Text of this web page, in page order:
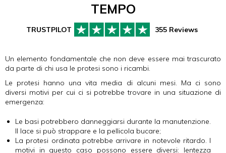
TEMPO
355 Reviews
Un elemento fondamentale che non deve essere mai trascurato
da parte di chi usa le protesi sono i ricambi.
Le protesi hanno una vita media di alcuni mesi. Ma ci sono
diversi motivi per cui ci si potrebbe trovare in una situazione di
emergenza:
Le basi potrebbero danneggiarsi durante la manutenzione.
Il lace si può strappare e la pellicola bucare;
La protesi ordinata potrebbe arrivare in notevole ritardo. I
motivi in questo caso possono essere diversi: lentezza